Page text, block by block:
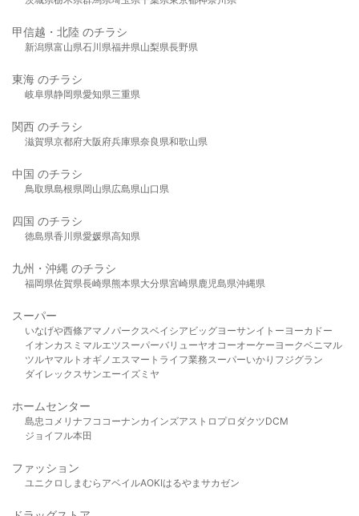
甲信越・北陸 のチラシ
新潟県富山県石川県福井県山梨県長野県
東海 のチラシ
岐阜県静岡県愛知県三重県
関西 のチラシ
滋賀県京都府大阪府兵庫県奈良県和歌山県
中国 のチラシ
鳥取県島根県岡山県広島県山口県
四国 のチラシ
徳島県香川県愛媛県高知県
九州・沖縄 のチラシ
福岡県佐賀県長崎県熊本県大分県宮崎県鹿児島県沖縄県
スーパー
いなげや西條アマノパークスベイシア ビッグヨーサンイトーヨーカドー
イオンカスミ マルエツスーパーバリューヤオコーオーケー ヨークベニマル
ツルヤマルト オギノ エスマート ライフ業務スーパーいかり フジグラン
ダイレックスサンエーイズミヤ
ホームセンター
島忠 コメリ ナフコ コーナンカインズアストロプロダクツDCM
ジョイフル本田
ファッション
ユニクロ しまむら アベイルAOKIはるやま サカゼン